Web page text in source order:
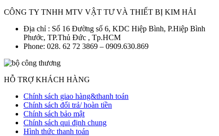
CÔNG TY TNHH MTV VẬT TƯ VÀ THIẾT BỊ KIM HẢI
Địa chỉ : Số 16 Đường số 6, KDC Hiệp Bình, P.Hiệp Bình
Phước, TP.Thủ Đức , Tp.HCM
Phone: 028. 62 72 3869 – 0909.630.869
HỖ TRỢ KHÁCH HÀNG
Chính sách giao hàng&thanh toán
Chính sách đổi trả/ hoàn tiền
Chính sách bảo mật
Chính sách qui định chung
Hình thức thanh toán